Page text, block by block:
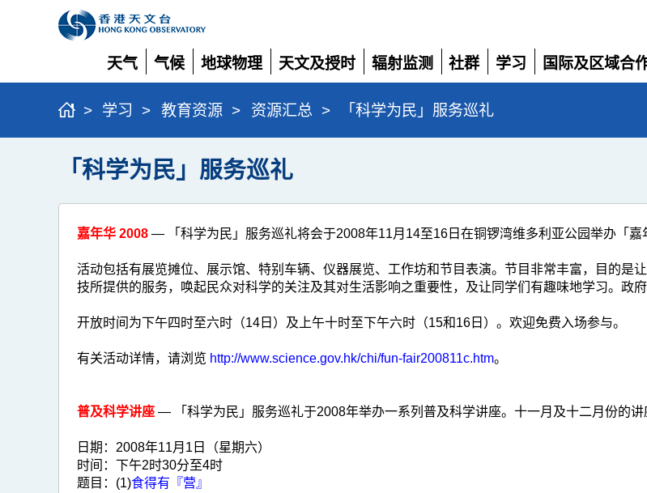
天气
展
开
气候
展
开
地球物理
展
开
天文及授时
展
开
辐射监测
展
开
社群
展
开
学习
展
国际及区域合
展
> 学习 > 教育资源 > 资源汇总 > 「科学为民」服务巡礼
「科学为民」服务巡礼
嘉年华 2008 — 「科学为民」服务巡礼将会于2008年11月14至16日在铜锣湾维多利亚公园举办「嘉
活动包括有展览摊位、展示馆、特别车辆、仪器展览、工作坊和节目表演。节目非常丰富，目的是
技所提供的服务，唤起民众对科学的关注及其对生活影响之重要性，及让同学们有趣味地学习。政
开放时间为下午四时至六时（14日）及上午十时至下午六时（15和16日）。欢迎免费入场参与。
有关活动详情，请浏览 http://www.science.gov.hk/chi/fun-fair200811c.htm。
普及科学讲座 — 「科学为民」服务巡礼于2008年举办一系列普及科学讲座。十一月及十二月份的讲
日期： 2008年11月1日（星期六）
时间： 下午2时30分至4时
题目： (1)食得有『营』